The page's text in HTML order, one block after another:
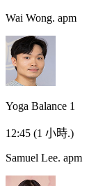
Wai Wong. apm
Yoga Balance 1
12:45 (1 小時.)
Samuel Lee. apm